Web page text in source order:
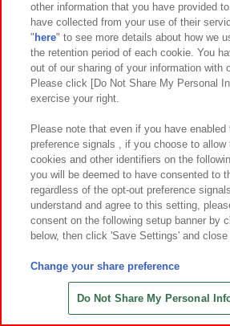
ハローキティ トコナツ日焼けドール
べいびｰあ
A ver.2
ミニオン 寝そべり LLぬいぐるみ‐
2026年7月 10日～登場
くまのプ
other information that you have provided
have collected from your use of their
" here" to see more details about how we
the retention period of each cookie. You
out of our sharing of your information with
Please click [Do Not Share My Personal
exercise your right.
Please note that even if you have enabled
preference signals , if you choose to allow
cookies and other identifiers on the
you will be deemed to have consented to
regardless of the opt-out preference
understand and agree to this setting,
consent on the following setup banner by
below, then click 'Save Settings' and close
Change your share preference
Do Not Share My Personal